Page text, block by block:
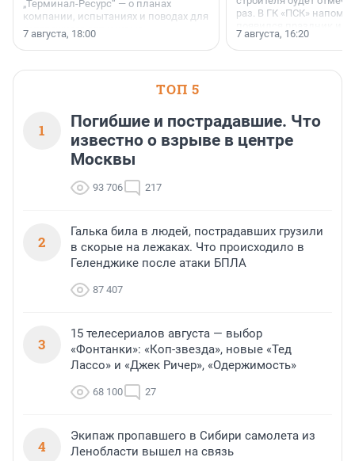
„Терминал-Ресурс“ — о планах
компании, испытаниях и поводах для
осторожного оптимизма.
7 августа, 18:00
раз. В ГК «ПСК»
поменялась роль
7 августа, 16:20
ТОП 5
1
Погибшие и пострадавшие. Что
известно о взрыве в центре
Москвы
93 706 217
2
Галька била в людей, пострадавших грузили
в скорые на лежаках. Что происходило в
Геленджике после атаки БПЛА
87 407
3
15 телесериалов августа — выбор
«Фонтанки»: «Коп-звезда», новые «Тед
Лассо» и «Джек Ричер», «Одержимость»
68 100 27
4
Экипаж пропавшего в Сибири самолета из
Ленобласти вышел на связь